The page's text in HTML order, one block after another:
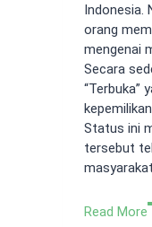
Indonesia.
orang
mengenai
Secara
“Terbuka”
Status ini
tersebut
Read More